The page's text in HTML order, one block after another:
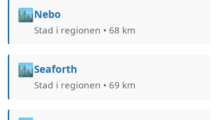
🏙️Nebo
Stad i regionen • 68 km
🏙️Seaforth
Stad i regionen • 69 km